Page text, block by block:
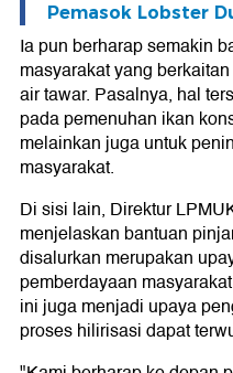
Pemasok Lobster
Ia pun berharap semakin
masyarakat yang
air tawar. Pasalnya, hal
pada pemenuhan ikan
melainkan juga untuk
masyarakat.
Di sisi lain, Direktur
menjelaskan bantuan
disalurkan merupakan
pemberdayaan
ini juga menjadi upaya
proses hilirisasi dapat